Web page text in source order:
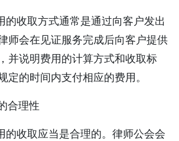
的收取方式通常是通过向客户发出
师会在见证服务完成后向客户提供
并说明费用的计算方式和收取标
定的时间内支付相应的费用。
合理性
的收取应当是合理的。律师公会会